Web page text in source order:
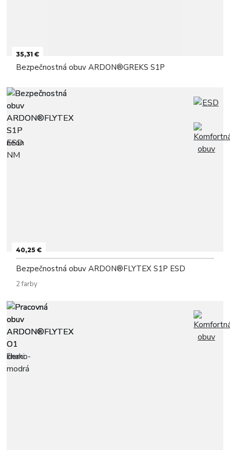
35,31 €
Bezpečnostná obuv ARDON®GREKS S1P
40,25 €
Bezpečnostná obuv ARDON®FLYTEX S1P ESD
2 farby